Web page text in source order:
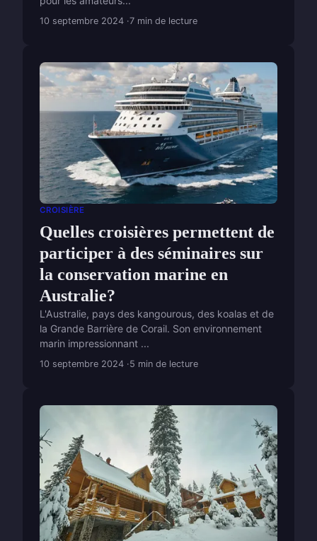
10 septembre 2024 7 min de lecture
CROISIÈRE
Quelles croisières permettent de
participer à des séminaires sur
la conservation marine en
Australie?
L'Australie, pays des kangourous, des koalas et de
la Grande Barrière de Corail. Son environnement
marin impressionnant ...
10 septembre 2024 5 min de lecture